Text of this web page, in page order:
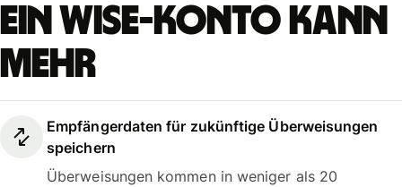
Ein Wise-Konto kann
mehr
Empfängerdaten für zukünftige Überweisungen
speichern
Überweisungen kommen in weniger als 20